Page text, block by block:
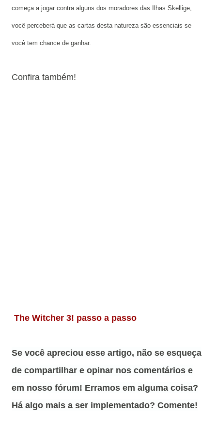
começa a jogar contra alguns dos moradores das Ilhas Skellige,
você perceberá que as cartas desta natureza são essenciais se
você tem chance de ganhar.
Confira também!
The Witcher 3! passo a passo
Se você apreciou esse artigo, não se esqueça
de compartilhar e opinar nos comentários e
em nosso fórum! Erramos em alguma coisa?
Há algo mais a ser implementado? Comente!